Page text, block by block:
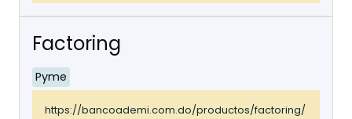
Factoring
Pyme
https://bancoademi.com.do/productos/factoring/